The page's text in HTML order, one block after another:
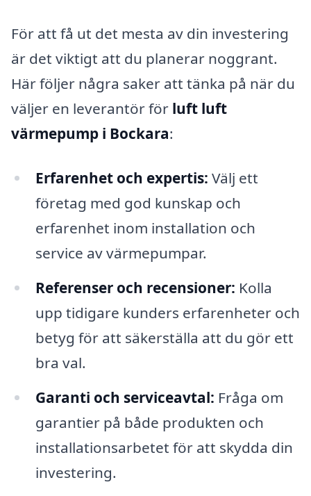
För att få ut det mesta av din investering
är det viktigt att du planerar noggrant.
Här följer några saker att tänka på när du
väljer en leverantör för luft luft
värmepump i Bockara:
Erfarenhet och expertis: Välj ett
företag med god kunskap och
erfarenhet inom installation och
service av värmepumpar.
Referenser och recensioner: Kolla
upp tidigare kunders erfarenheter och
betyg för att säkerställa att du gör ett
bra val.
Garanti och serviceavtal: Fråga om
garantier på både produkten och
installationsarbetet för att skydda din
investering.